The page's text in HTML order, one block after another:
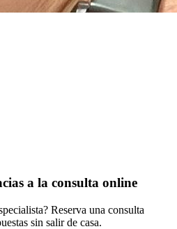
a la consulta online
Reserva una consulta
sin salir de casa.